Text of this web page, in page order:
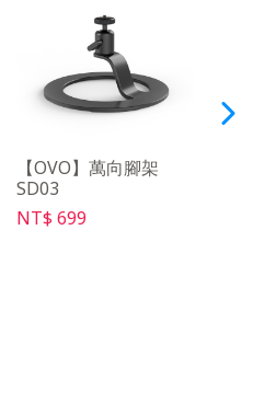
【OVO】萬向腳架
SD03
NT$ 699